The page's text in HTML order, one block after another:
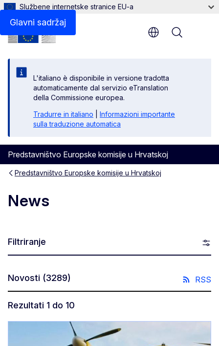
Glavni sadržaj
Službene internetske stranice EU-a
L'italiano è disponibile in versione tradotta
automaticamente dal servizio eTranslation
della Commissione europea.
Tradurre in italiano
Informazioni importante
sulla traduzione automatica
Predstavništvo Europske komisije u Hrvatskoj
Menu
Predstavništvo Europske komisije u Hrvatskoj
News
Filtriranje
Novosti (3289) RSS
Rezultati 1 do 10